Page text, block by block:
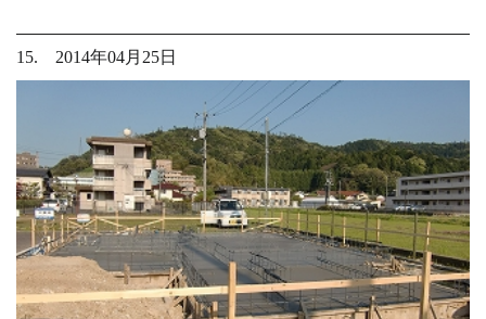
15. 2014年04月25日